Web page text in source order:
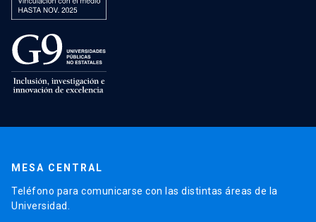
MESA CENTRAL
Teléfono para comunicarse con las distintas áreas de la
Universidad.